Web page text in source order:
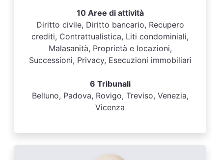
10 Aree di attività
Diritto civile, Diritto bancario, Recupero
crediti, Contrattualistica, Liti condominiali,
Malasanità, Proprietà e locazioni,
Successioni, Privacy, Esecuzioni immobiliari
6 Tribunali
Belluno, Padova, Rovigo, Treviso, Venezia,
Vicenza